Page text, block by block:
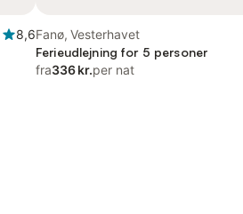
8,6Fanø, Vesterhavet
Ferieudlejning for 5 personer
fra336 kr.per nat